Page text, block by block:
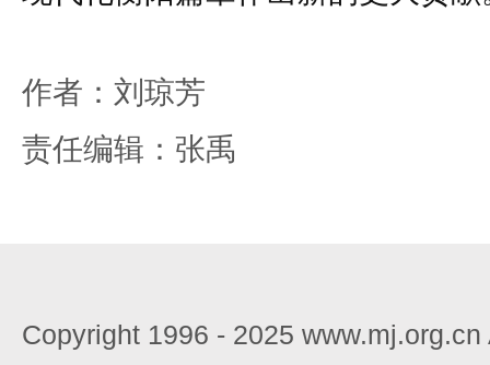
作者：刘琼芳
责任编辑：张禹
Copyright 1996 - 2025